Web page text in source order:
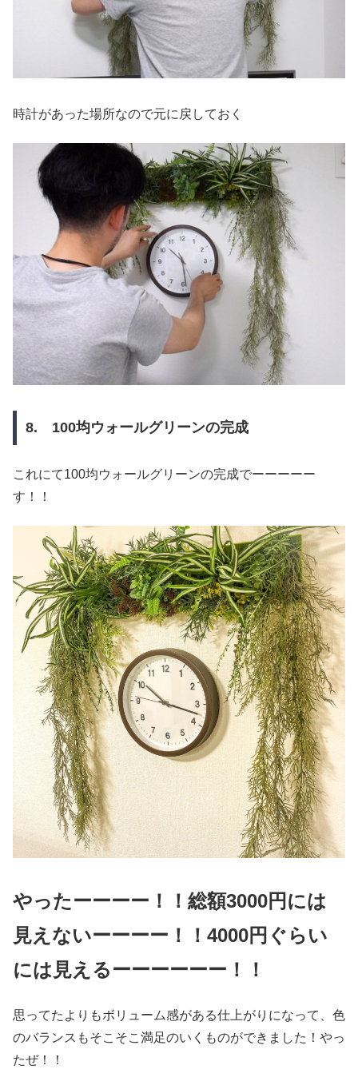
時計があった場所なので元に戻しておく
8. 100均ウォールグリーンの完成
これにて100均ウォールグリーンの完成でーーーーー
す！！
やったーーーー！！総額3000円には
見えないーーーー！！4000円ぐらい
には見えるーーーーーー！！
思ってたよりもボリューム感がある仕上がりになって、色
のバランスもそこそこ満足のいくものができました！やっ
たぜ！！